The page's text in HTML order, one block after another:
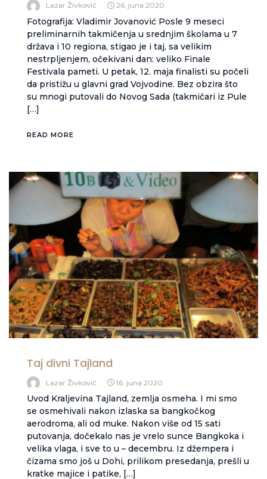
Lazar Živković 26. juna 2020.
Fotografija: Vladimir Jovanović Posle 9 meseci
preliminarnih takmičenja u srednjim školama u 7
država i 10 regiona, stigao je i taj, sa velikim
nestrpljenjem, očekivani dan: veliko Finale
Festivala pameti. U petak, 12. maja finalisti su počeli
da pristižu u glavni grad Vojvodine. Bez obzira što
su mnogi putovali do Novog Sada (takmičari iz Pule
[…]
READ MORE
Taj divni Tajland
Lazar Živković 16. juna 2020.
Uvod Kraljevina Tajland, zemlja osmeha. I mi smo
se osmehivali nakon izlaska sa bangkočkog
aerodroma, ali od muke. Nakon više od 15 sati
putovanja, dočekalo nas je vrelo sunce Bangkoka i
velika vlaga, i sve to u – decembru. Iz džempera i
čizama smo još u Dohi, prilikom presedanja, prešli u
kratke majice i patike, […]